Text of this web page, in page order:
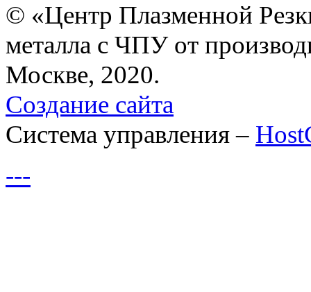
© «Центр Плазменной
металла с ЧПУ от
Москве, 2020.
Создание сайта
Система управления –
---